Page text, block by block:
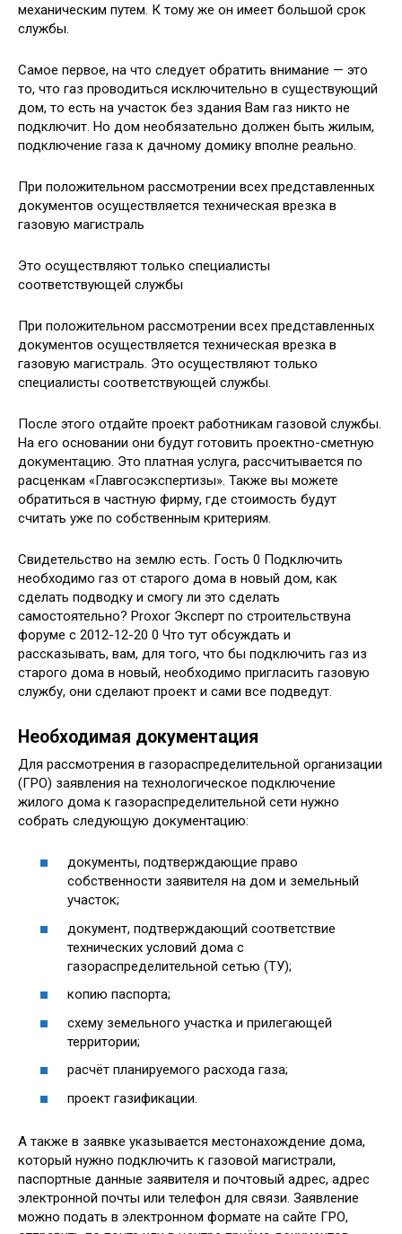
механическим путем. К тому же он имеет большой срок
службы.
Самое первое, на что следует обратить внимание — это
то, что газ проводиться исключительно в существующий
дом, то есть на участок без здания Вам газ никто не
подключит. Но дом необязательно должен быть жилым,
подключение газа к дачному домику вполне реально.
При положительном рассмотрении всех представленных
документов осуществляется техническая врезка в
газовую магистраль
Это осуществляют только специалисты
соответствующей службы
При положительном рассмотрении всех представленных
документов осуществляется техническая врезка в
газовую магистраль. Это осуществляют только
специалисты соответствующей службы.
После этого отдайте проект работникам газовой службы.
На его основании они будут готовить проектно-сметную
документацию. Это платная услуга, рассчитывается по
расценкам «Главгосэкспертизы». Также вы можете
обратиться в частную фирму, где стоимость будут
считать уже по собственным критериям.
Свидетельство на землю есть. Гость 0 Подключить
необходимо газ от старого дома в новый дом, как
сделать подводку и смогу ли это сделать
самостоятельно? Proxor Эксперт по строительствуна
форуме c 2012-12-20 0 Что тут обсуждать и
рассказывать, вам, для того, что бы подключить газ из
старого дома в новый, необходимо пригласить газовую
службу, они сделают проект и сами все подведут.
Необходимая документация
Для рассмотрения в газораспределительной организации
(ГРО) заявления на технологическое подключение
жилого дома к газораспределительной сети нужно
собрать следующую документацию:
документы, подтверждающие право
собственности заявителя на дом и земельный
участок;
документ, подтверждающий соответствие
технических условий дома с
газораспределительной сетью (ТУ);
копию паспорта;
схему земельного участка и прилегающей
территории;
расчёт планируемого расхода газа;
проект газификации.
А также в заявке указывается местонахождение дома,
который нужно подключить к газовой магистрали,
паспортные данные заявителя и почтовый адрес, адрес
электронной почты или телефон для связи. Заявление
можно подать в электронном формате на сайте ГРО,